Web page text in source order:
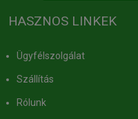
HASZNOS LINKEK
Ügyfélszolgálat
Szállítás
Rólunk